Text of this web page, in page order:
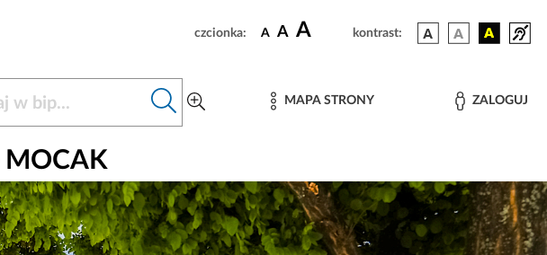
czcionka: A A A kontrast:
MAPA STRONY ZALOGUJ
MOCAK